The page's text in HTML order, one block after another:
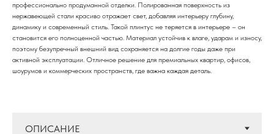
профессионально продуманной отделки. Полированная поверхность из
нержавеющей стали красиво отражает свет, добавляя интерьеру глубину,
динамику и современный стиль. Такой плинтус не теряется в интерьере – он
становится его полноценной частью. Материал устойчив к влаге, ударам и износу,
поэтому безупречный внешний вид сохраняется на долгие годы даже при
активной эксплуатации. Отличное решение для премиальных квартир, офисов,
шоурумов и коммерческих пространств, где важна каждая деталь.